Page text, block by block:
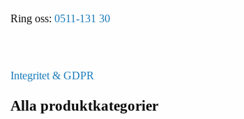
Ring oss: 0511-131 30
Integritet & GDPR
Alla produktkategorier